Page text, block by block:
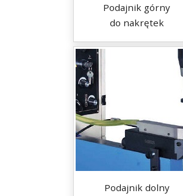
Podajnik górny
do nakrętek
Podajnik dolny